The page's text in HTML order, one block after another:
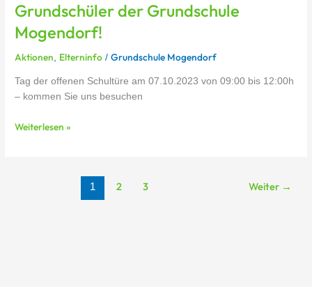
Grundschüler der Grundschule
Mogendorf!
Aktionen, Elterninfo /Grundschule Mogendorf
Tag der offenen Schultüre am 07.10.2023 von 09:00 bis 12:00h
– kommen Sie uns besuchen
Weiterlesen »
1 2 3 Weiter →